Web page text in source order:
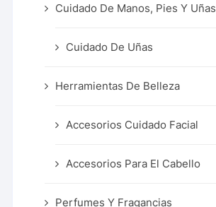
Cuidado De Manos, Pies Y Uñas
Cuidado De Uñas
Herramientas De Belleza
Accesorios Cuidado Facial
Accesorios Para El Cabello
Perfumes Y Fragancias